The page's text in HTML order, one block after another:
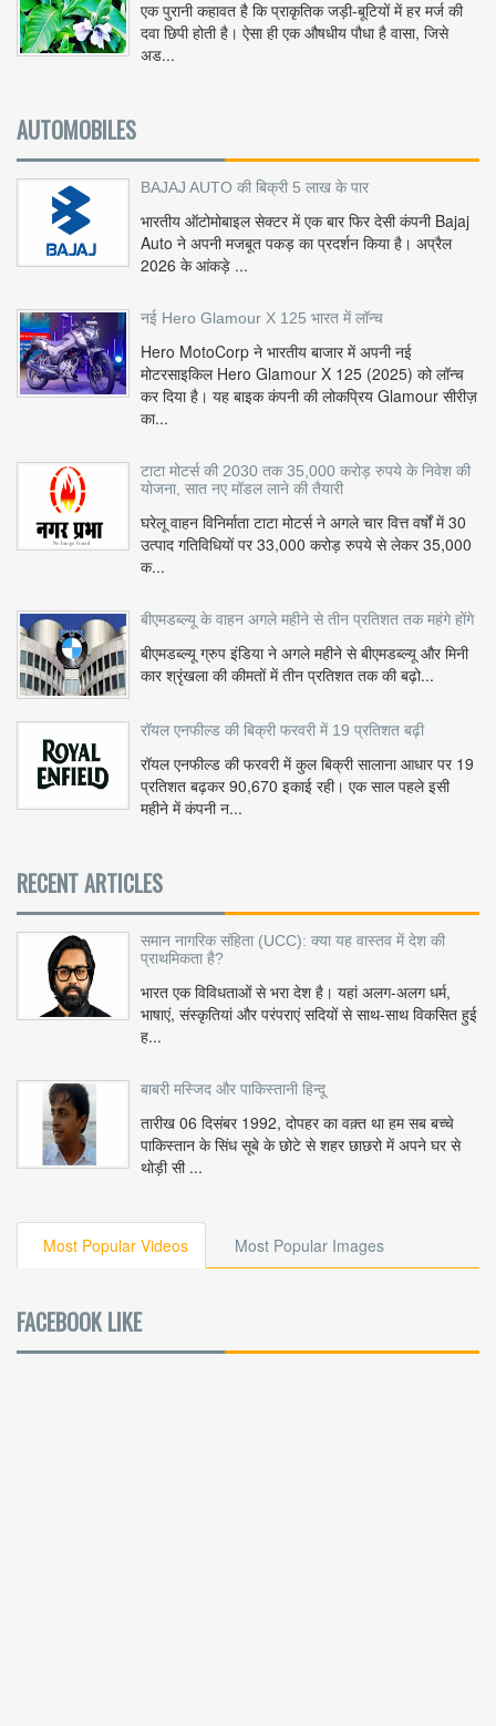
एक पुरानी कहावत है कि प्राकृतिक जड़ी-बूटियों में हर मर्ज की
दवा छिपी होती है। ऐसा ही एक औषधीय पौधा है वासा, जिसे
अड...
AUTOMOBILES
BAJAJ AUTO की बिक्री 5 लाख के पार
भारतीय ऑटोमोबाइल सेक्टर में एक बार फिर देसी कंपनी Bajaj
Auto ने अपनी मजबूत पकड़ का प्रदर्शन किया है। अप्रैल
2026 के आंकड़े ...
नई Hero Glamour X 125 भारत में लॉन्च
Hero MotoCorp ने भारतीय बाजार में अपनी नई
मोटरसाइकिल Hero Glamour X 125 (2025) को लॉन्च
कर दिया है। यह बाइक कंपनी की लोकप्रिय Glamour सीरीज़
का...
टाटा मोटर्स की 2030 तक 35,000 करोड़ रुपये के निवेश की
योजना, सात नए मॉडल लाने की तैयारी
घरेलू वाहन विनिर्माता टाटा मोटर्स ने अगले चार वित्त वर्षों में 30
उत्पाद गतिविधियों पर 33,000 करोड़ रुपये से लेकर 35,000
क...
बीएमडब्ल्यू के वाहन अगले महीने से तीन प्रतिशत तक महंगे होंगे
बीएमडब्ल्यू ग्रुप इंडिया ने अगले महीने से बीएमडब्ल्यू और मिनी
कार श्रृंखला की कीमतों में तीन प्रतिशत तक की बढ़ो...
रॉयल एनफील्ड की बिक्री फरवरी में 19 प्रतिशत बढ़ी
रॉयल एनफील्ड की फरवरी में कुल बिक्री सालाना आधार पर 19
प्रतिशत बढ़कर 90,670 इकाई रही। एक साल पहले इसी
महीने में कंपनी न...
RECENT ARTICLES
समान नागरिक संहिता (UCC): क्या यह वास्तव में देश की
प्राथमिकता है?
भारत एक विविधताओं से भरा देश है। यहां अलग-अलग धर्म,
भाषाएं, संस्कृतियां और परंपराएं सदियों से साथ-साथ विकसित हुई
ह...
बाबरी मस्जिद और पाकिस्तानी हिन्दू
तारीख 06 दिसंबर 1992, दोपहर का वक़्त था हम सब बच्चे
पाकिस्तान के सिंध सूबे के छोटे से शहर छाछरो में अपने घर से
थोड़ी सी ...
Most Popular Videos Most Popular Images
FACEBOOK LIKE